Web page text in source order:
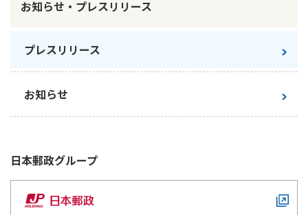
お手続き一覧
きっかけ・できごとから探す
マイページでできること
新規登録
養老保険
定期保険
学資保険
長寿支援保険
資料請求
かんぽ生命の団体取扱い
お問い合わせ先
医療
お金
経営理念・経営戦略
会社概要
お問い合わせ
お知らせ・プレスリリース
プレスリリース
お知らせ
日本郵政グループ